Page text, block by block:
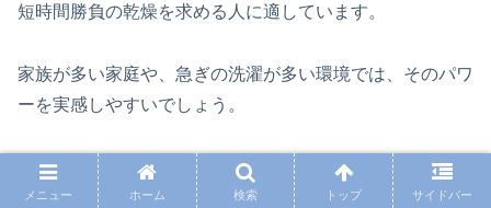
短時間勝負の乾燥を求める人に適しています。
家族が多い家庭や、急ぎの洗濯が多い環境では、そのパワ
ーを実感しやすいでしょう。
後悔しやすい選び方パターン
メニュー ホーム 検索 トップ サイドバー